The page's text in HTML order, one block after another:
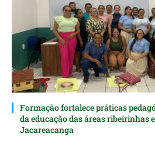
Formação fortalece práticas
da educação das áreas ribeirinhas
Jacareacanga